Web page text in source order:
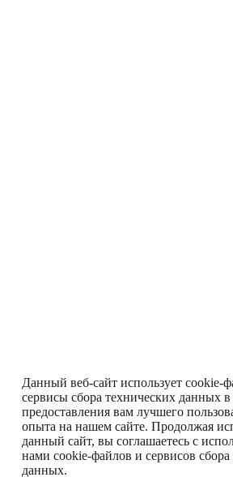
Данный веб-сайт использует cookie-
сервисы сбора технических данных в
предоставления вам лучшего
опыта на нашем сайте. Продолжая
данный сайт, вы соглашаетесь с
нами cookie-файлов и сервисов сбора
данных.